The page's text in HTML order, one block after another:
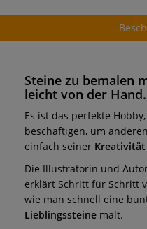
Steine zu bemalen
leicht von der Hand.
Es ist das perfekte
beschäftigen, um
einfach seiner Kreativität
Die Illustratorin und
erklärt Schritt für Schritt
wie man schnell eine
Lieblingssteine malt.